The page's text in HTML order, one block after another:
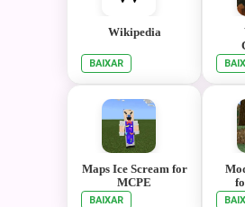
Wikipedia
BAIXAR
Maps Ice Scream for
MCPE
BAIXAR